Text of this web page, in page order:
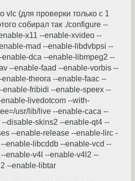
vlc (для проверки только с 1
собирал так ./configure --
x11 --enable-xvideo --
mad --enable-libdvbpsi --
dca --enable-libmpeg2 --
--enable-faad --enable-vorbis --
theora --enable-faac --
enable-fribidi --enable-speex --
livedotcom --with-
usr/lib/live --enable-caca --
disable-skins2 --enable-qt4 --
--enable-release --enable-lirc -
enable-libcddb --enable-vcd --
enable-v4l --enable-v4l2 --
--enable-libtar